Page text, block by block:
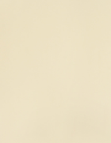
大山豚手造りロ
米焼酎「BARREL